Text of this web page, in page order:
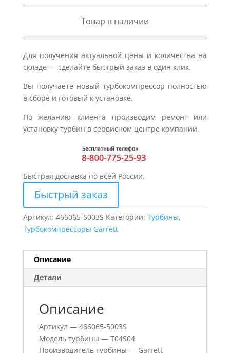
Товар в наличии
Для получения актуальной цены и количества на
складе — сделайте быстрый заказ в один клик.
Вы получаете новый турбокомпрессор полностью
в сборе и готовый к установке.
По желанию клиента производим ремонт или
установку турбин в сервисном центре компании.
Быстрая доставка по всей России.
Быстрый заказ
Артикул: 466065-5003S Категории: Турбины,
Турбокомпрессоры Garrett
Описание
Детали
Описание
Артикул — 466065-5003S
Модель турбины — T04S04
Производитель турбины — Garrett